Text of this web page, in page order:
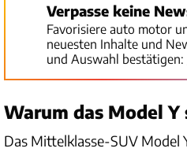
Verpasse keine
Favorisiere auto motor
neuesten Inhalte und
und Auswahl bestätigen:
Warum das Model
Das Mittelklasse-SUV